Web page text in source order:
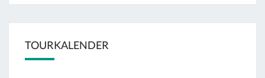
TOURKALENDER